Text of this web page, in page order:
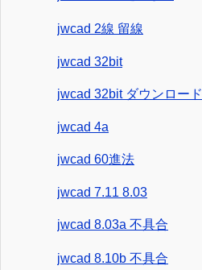
jwcad 2線 留線
jwcad 32bit
jwcad 32bit ダウンロード
jwcad 4a
jwcad 60進法
jwcad 7.11 8.03
jwcad 8.03a 不具合
jwcad 8.10b 不具合